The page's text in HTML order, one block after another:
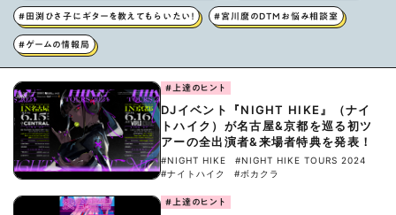
#田渕ひさ子にギターを教えてもらいたい！ #宮川麿のDTMお悩み相談室
#ゲームの情報局
#上達のヒント
DJイベント『NIGHT HIKE』（ナイ
トハイク）が名古屋&京都を巡る初ツ
アーの全出演者&来場者特典を発表！
#NIGHT HIKE
#NIGHT HIKE TOURS 2024
#ナイトハイク
#ボカクラ
#上達のヒント